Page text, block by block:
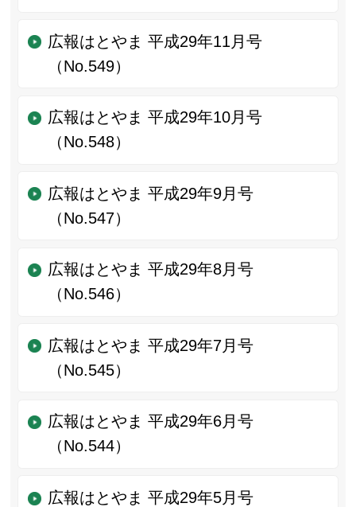
広報はとやま 平成29年11月号
（No.549）
広報はとやま 平成29年10月号
（No.548）
広報はとやま 平成29年9月号
（No.547）
広報はとやま 平成29年8月号
（No.546）
広報はとやま 平成29年7月号
（No.545）
広報はとやま 平成29年6月号
（No.544）
広報はとやま 平成29年5月号